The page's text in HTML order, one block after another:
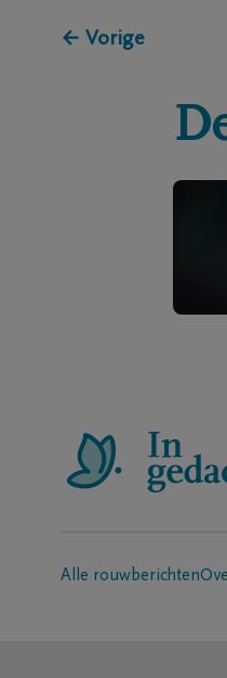
← Vorige
Alle rouwberichten